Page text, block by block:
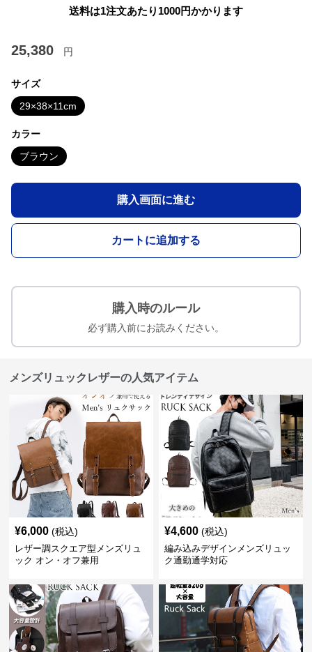
送料は1注文あたり 1000円かかります
25,380 円
サイズ
29×38×11cm
カラー
ブラウン
購入画面に進む
カートに追加する
購入時のルール
必ず購入前にお読みください。
メンズリュックレザーの人気アイテム
¥6,000 (税込)
レザー調スクエア型メンズリュ
ック オン・オフ兼用
¥4,600 (税込)
編み込みデザインメンズリュッ
ク通勤通学対応